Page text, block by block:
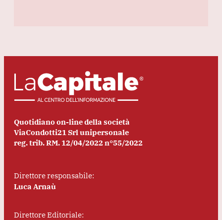
Quotidiano on-line della società
ViaCondotti21 Srl unipersonale
reg. trib. RM. 12/04/2022 n°55/2022
Direttore responsabile:
Luca Arnaù
Direttore Editoriale: